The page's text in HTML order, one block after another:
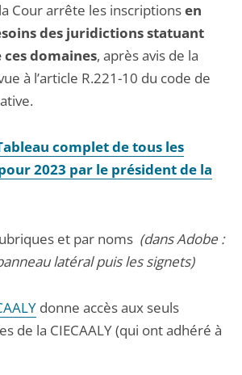
Cour arrête les inscriptionsen
des juridictions statuant
ces domaines, après avis de la
à l’article R.221-10 du code de
complet de tous les
2023 par le président de la
et par noms (dans Adobe :
latéral puis les signets)
donne accès aux seuls
de la CIECAALY (qui ont adhéré à